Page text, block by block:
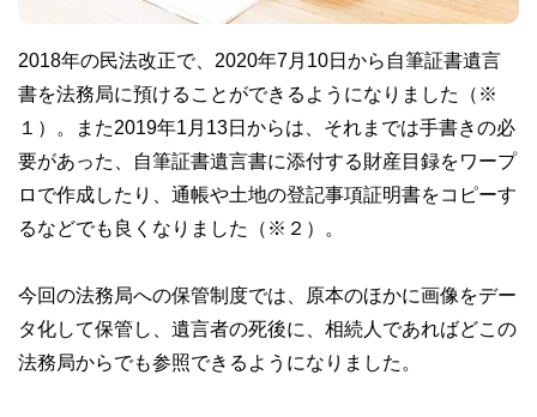
2018年の民法改正で、2020年7月10日から自筆証書遺言
書を法務局に預けることができるようになりました（※
１）。また2019年1月13日からは、それまでは手書きの必
要があった、自筆証書遺言書に添付する財産目録をワープ
ロで作成したり、通帳や土地の登記事項証明書をコピーす
るなどでも良くなりました（※２）。
今回の法務局への保管制度では、原本のほかに画像をデー
タ化して保管し、遺言者の死後に、相続人であればどこの
法務局からでも参照できるようになりました。